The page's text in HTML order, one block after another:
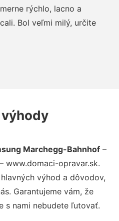
rýchlo, lacno a
Bol veľmi milý, určite
Marchegg-Bahnhof–
www.domaci-opravar.sk.
výhod a dôvodov,
Garantujeme vám, že
s nami nebudete ľutovať.